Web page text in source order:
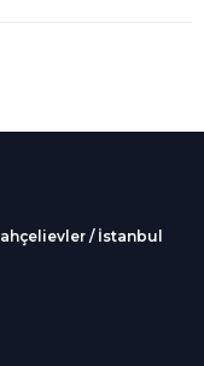
/ İstanbul